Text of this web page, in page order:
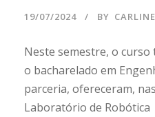
19/07/2024 BY
Neste semestre, o
o bacharelado em
parceria, ofereceram,
Laboratório de Robótica